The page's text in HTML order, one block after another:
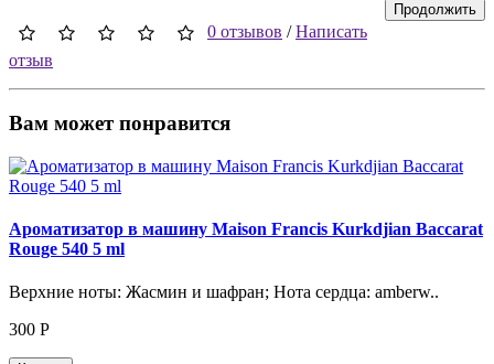
Продолжить
0 отзывов /Написать
отзыв
Вам может понравится
Ароматизатор в машину Maison Francis Kurkdjian Baccarat
Rouge 540 5 ml
Верхние ноты: Жасмин и шафран; Нота сердца: amberw..
300 Р